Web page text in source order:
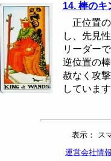
14. 棒のキ
正位置の
し、先見
リーダー
逆位置の
赦なく攻
しています
表示： ス
運営会社情報